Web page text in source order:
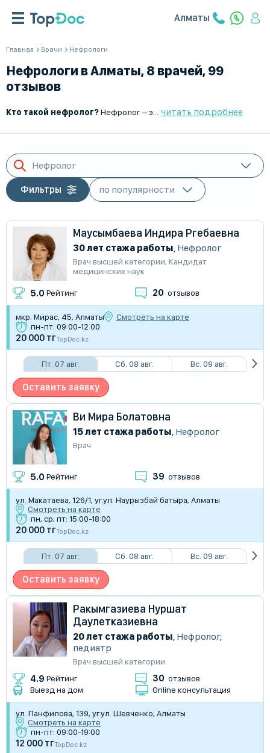
Алматы
Главная Врачи Нефрологи
Нефрологи в Алматы, 8 врачей, 99
отзывов
Кто такой нефролог?Нефролог – это врач, который занимается диагностикой, лечением и профилактикой заболеваний почек. Он контролирует работу мочевыделительной системы, выявляет патологии почек на ранних стадиях и помогает предотвращать осложнения, связанные с хроническими заболеваниями. читать подробнее
Нефролог
Фильтры
Маусымбаева Индира Ргебаевна
30 лет стажа работы, Нефролог
Врач высшей категории, Кандидат
медицинских наук
5.0 Рейтинг 20 отзывов
мкр. Мирас, 45, Алматы
Смотреть на карте
пн-пт: 09:00-12:00
20 000 тгTopDoc.kz
Пт. 07 авг. Сб. 08 авг. Вс. 09 авг.
Оставить заявку
Ви Мира Болатовна
15 лет стажа работы, Нефролог
Врач
5.0 Рейтинг 39 отзывов
ул. Макатаева, 126/1, уг.ул. Наурызбай батыра, Алматы
Смотреть на карте
пн, ср, пт: 15:00-18:00
20 000 тгTopDoc.kz
Пт. 07 авг. Сб. 08 авг. Вс. 09 авг.
Оставить заявку
Ракымгазиева Нуршат
Даулетказиевна
20 лет стажа работы, Нефролог,
педиатр
Врач высшей категории
4.9 Рейтинг 30 отзывов
Выезд на дом
Online консультация
ул. Панфилова, 139, уг.ул. Шевченко, Алматы
Смотреть на карте
пн-пт: 09:00-19:00
12 000 тгTopDoc.kz